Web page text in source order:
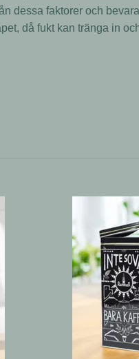
dessa faktorer och
då fukt kan tränga in